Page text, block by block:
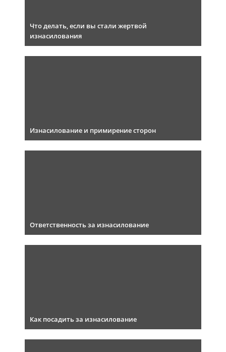
Что делать, если вы стали жертвой
изнасилования
Изнасилование и примирение сторон
Ответственность за изнасилование
Как посадить за изнасилование